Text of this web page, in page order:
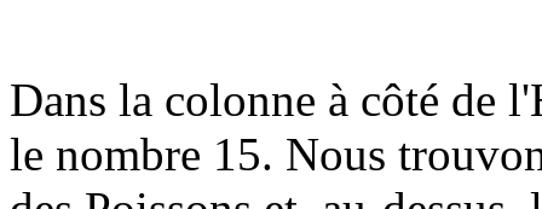
Dans la colonne à côté de
le nombre 15. Nous